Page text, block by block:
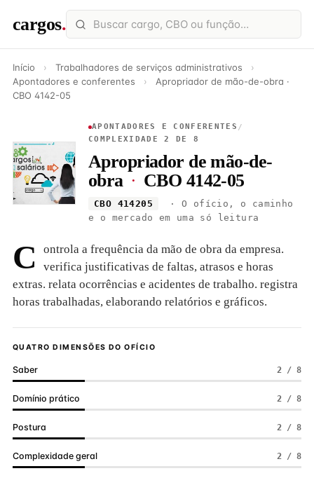
cargos.
Início › Trabalhadores de serviços administrativos
›
Apontadores e conferentes
›
Apropriador de mão-de-obra ·
CBO 4142-05
APONTADORES E CONFERENTES /
COMPLEXIDADE 2 DE 8
Apropriador de mão-de-
obra · CBO 4142-05
CBO 414205
· O ofício, o caminho
e o mercado em uma só leitura
C
ontrola a frequência da mão de obra da empresa.
verifica justificativas de faltas, atrasos e horas
extras. relata ocorrências e acidentes de trabalho. registra
horas trabalhadas, elaborando relatórios e gráficos.
QUATRO DIMENSÕES DO OFÍCIO
Saber 2 / 8
Domínio prático 2 / 8
Postura 2 / 8
Complexidade geral 2 / 8